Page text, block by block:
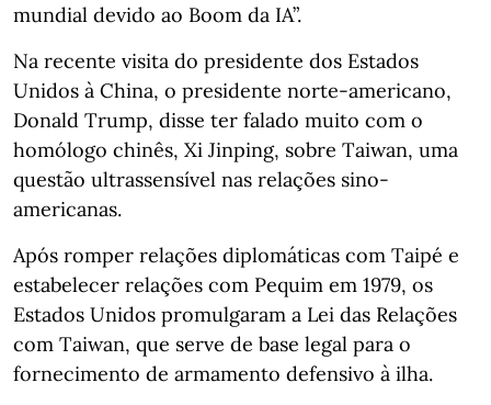
mundial devido ao Boom da IA”.
Na recente visita do presidente dos Estados
Unidos à China, o presidente norte-americano,
Donald Trump, disse ter falado muito com o
homólogo chinês, Xi Jinping, sobre Taiwan, uma
questão ultrassensível nas relações sino-
americanas.
Após romper relações diplomáticas com Taipé e
estabelecer relações com Pequim em 1979, os
Estados Unidos promulgaram a Lei das Relações
com Taiwan, que serve de base legal para o
fornecimento de armamento defensivo à ilha.